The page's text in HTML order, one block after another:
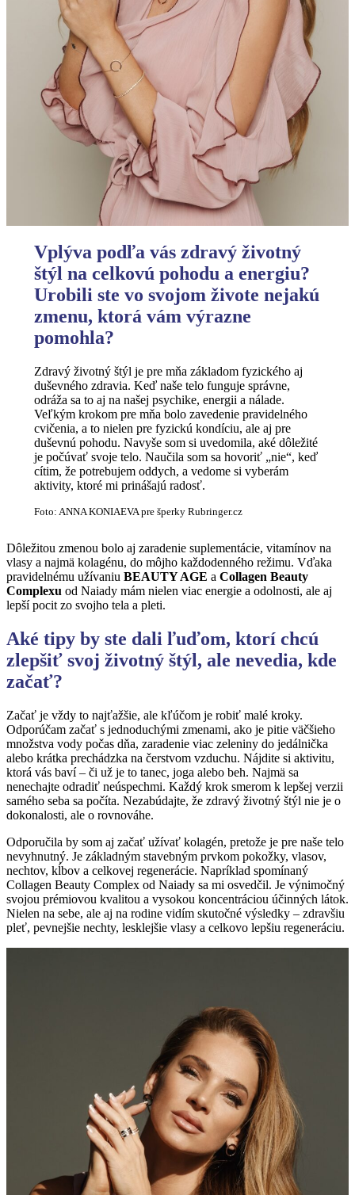
Vplýva podľa vás zdravý životný
štýl na celkovú pohodu a energiu?
Urobili ste vo svojom živote nejakú
zmenu, ktorá vám výrazne
pomohla?
Zdravý životný štýl je pre mňa základom fyzického aj
duševného zdravia. Keď naše telo funguje správne,
odráža sa to aj na našej psychike, energii a nálade.
Veľkým krokom pre mňa bolo zavedenie pravidelného
cvičenia, a to nielen pre fyzickú kondíciu, ale aj pre
duševnú pohodu. Navyše som si uvedomila, aké dôležité
je počúvať svoje telo. Naučila som sa hovoriť „nie“, keď
cítim, že potrebujem oddych, a vedome si vyberám
aktivity, ktoré mi prinášajú radosť.
Foto: ANNA KONIAEVA pre šperky Rubringer.cz
Dôležitou zmenou bolo aj zaradenie suplementácie, vitamínov na
vlasy a najmä kolagénu, do môjho každodenného režimu. Vďaka
pravidelnému užívaniu BEAUTY AGE a Collagen Beauty
Complexu od Naiady mám nielen viac energie a odolnosti, ale aj
lepší pocit zo svojho tela a pleti.
Aké tipy by ste dali ľuďom, ktorí chcú
zlepšiť svoj životný štýl, ale nevedia, kde
začať?
Začať je vždy to najťažšie, ale kľúčom je robiť malé kroky.
Odporúčam začať s jednoduchými zmenami, ako je pitie väčšieho
množstva vody počas dňa, zaradenie viac zeleniny do jedálnička
alebo krátka prechádzka na čerstvom vzduchu. Nájdite si aktivitu,
ktorá vás baví – či už je to tanec, joga alebo beh. Najmä sa
nenechajte odradiť neúspechmi. Každý krok smerom k lepšej verzii
samého seba sa počíta. Nezabúdajte, že zdravý životný štýl nie je o
dokonalosti, ale o rovnováhe.
Odporučila by som aj začať užívať kolagén, pretože je pre naše telo
nevyhnutný. Je základným stavebným prvkom pokožky, vlasov,
nechtov, kĺbov a celkovej regenerácie. Napríklad spomínaný
Collagen Beauty Complex od Naiady sa mi osvedčil. Je výnimočný
svojou prémiovou kvalitou a vysokou koncentráciou účinných látok.
Nielen na sebe, ale aj na rodine vidím skutočné výsledky – zdravšiu
pleť, pevnejšie nechty, lesklejšie vlasy a celkovo lepšiu regeneráciu.